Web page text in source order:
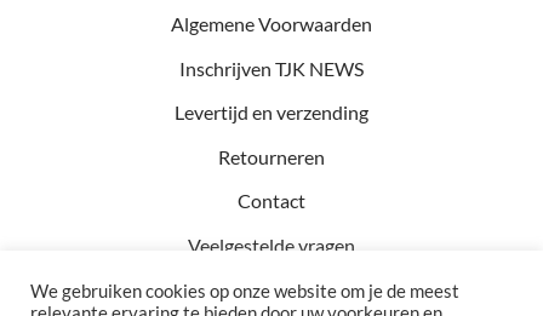
Algemene Voorwaarden
Inschrijven TJK NEWS
Levertijd en verzending
Retourneren
Contact
Veelgestelde vragen
We gebruiken cookies op onze website om je de meest